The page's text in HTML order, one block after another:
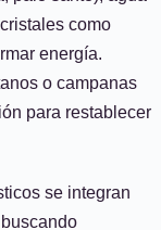
como
energía.
o campanas
para restablecer
se integran